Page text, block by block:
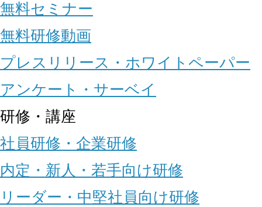
無料セミナー
無料研修動画
プレスリリース・ホワイトペーパー
アンケート・サーベイ
研修・講座
社員研修・企業研修
内定・新人・若手向け研修
リーダー・中堅社員向け研修